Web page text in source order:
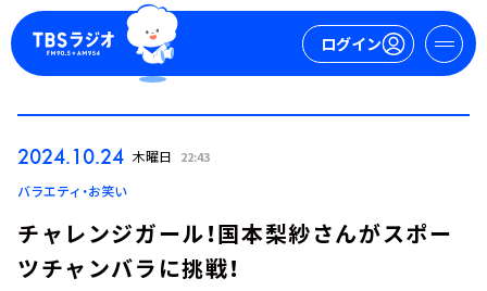
ログイン
ログイン
2024.10.24 木曜日 22:43
バラエティ・お笑い
チャレンジガール！国本梨紗さんがスポー
ツチャンバラに挑戦！